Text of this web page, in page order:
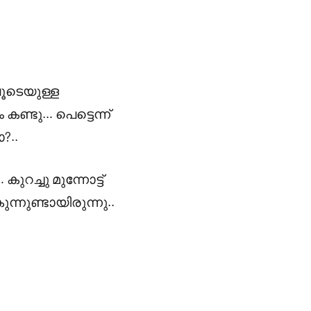
പെട്ടെന്ന്
മുന്നോട്ട്